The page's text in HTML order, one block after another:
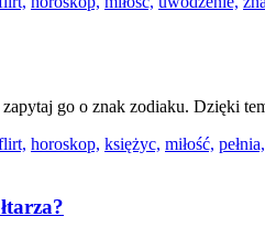
go o znak zodiaku. Dzięki
horoskop, księżyc, miłość, pełnia,